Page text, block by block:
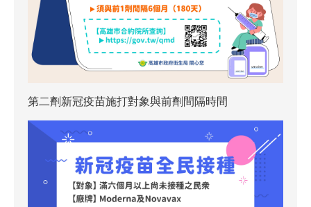
第二劑新冠疫苗施打對象與前劑間隔時間